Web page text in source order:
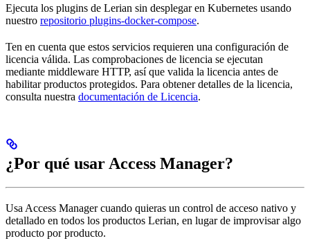
Ejecuta los plugins de Lerian sin desplegar en Kubernetes usando
nuestro repositorio plugins-docker-compose.
Ten en cuenta que estos servicios requieren una configuración de
licencia válida. Las comprobaciones de licencia se ejecutan
mediante middleware HTTP, así que valida la licencia antes de
habilitar productos protegidos. Para obtener detalles de la licencia,
consulta nuestra documentación de Licencia.
¿Por qué usar Access Manager?
Usa Access Manager cuando quieras un control de acceso nativo y
detallado en todos los productos Lerian, en lugar de improvisar algo
producto por producto.